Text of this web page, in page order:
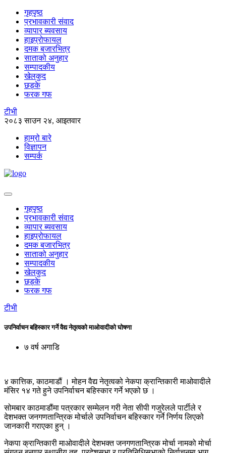
गृहपृष्ठ
प्रभावकारी संवाद
व्यापार ब्यवसाय
हाइप्रोफायल
दमक बजारभित्र
साताको अनुहार
सम्पादकीय
खेलकुद
छड्के
फरक गफ
टीभी
२०८३ साउन २४, आइतवार
हाम्रो बारे
विज्ञापन
सम्पर्क
गृहपृष्ठ
प्रभावकारी संवाद
व्यापार ब्यवसाय
हाइप्रोफायल
दमक बजारभित्र
साताको अनुहार
सम्पादकीय
खेलकुद
छड्के
फरक गफ
टीभी
उपनिर्वाचन बहिस्कार गर्ने वैद्य नेतृत्वको माओवादीको घोषणा
७ वर्ष अगाडि
४ कात्तिक, काठमाडौं । मोहन वैद्य नेतृत्वको नेकपा क्रान्तिकारी माओवादीले
मंसिर १४ गते हुने उपनिर्वाचन बहिस्कार गर्ने भएको छ ।
सोमबार काठमाडौंमा पत्रकार सम्मेलन गरी नेता सीपी गजुरेलले पार्टीले र
देशभक्त जनगणतान्त्रिक मोर्चाले उपनिर्वाचन बहिस्कार गर्ने निर्णय लिएको
जानकारी गराएका हुन् ।
नेकपा क्रान्तिकारी माओवादीले देशभक्त जनगणतान्त्रिक मोर्चा नामको मोर्चा